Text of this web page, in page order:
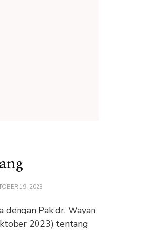
19, 2023
dengan Pak dr. Wayan
2023) tentang